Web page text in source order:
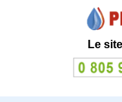
Le